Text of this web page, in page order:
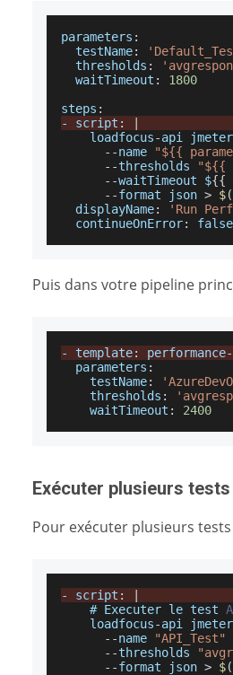
parameters :
testName:
thresholds :
waitTimeout :
1800
steps :
-
script :
    loadfocus
-api
--name "${{
--thresholds "${{
--waitTimeout ${{
--format json > $(
displayName:
'Run
continueOnError: false
Puis dans votre pipeline
- template: performance-
parameters :
testName:
thresholds :
waitTimeout : 2400
Exécuter plusieurs tests
Pour exécuter plusieurs
- script :
    #
Executer le test
    loadfocus
-api
--name "API_Test"
--thresholds
--format json > $(